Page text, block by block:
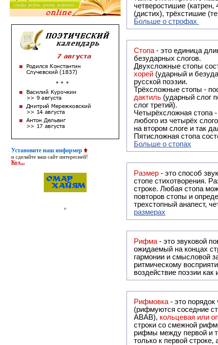
Установите наш информер
и сделайте ваш сайт интересней!
Код...
четверостишие
(дистих), трёхстишие
Больше о строфах
Стопа - это единица
безударных слогов.
Двухсложные стопы
хорей (ударный и
русской поэзии.
Трёхсложные стопы -
дактиль (ударный слог
слог третий).
Четырёхсложная стопа
любого из четырёх
на втором слоге и так
Пятисложная стопа
Больше о стопах
Размер - это способ
стопе стихотворения.
строке. Любая стопа
повторов стопы и
трехстопный анапест,
размерах
Рифма - это звуковой повтор, традиционно используемый в поэзии и, как
ожидаемый на концах
гармонии и смысловой
ритмическому
воздействие поэзии
Рифмовка - это
(рифмуются соседние
ABAB), кольцевая или
строки со смежной
рифмы между первой и
только к первой